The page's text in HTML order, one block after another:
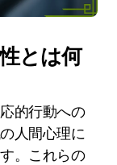
とは何
的行動への
人間心理に
。これらの